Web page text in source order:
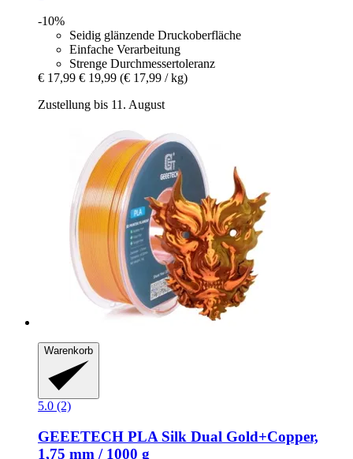
-10%
Seidig glänzende Druckoberfläche
Einfache Verarbeitung
Strenge Durchmessertoleranz
€ 17,99 € 19,99 (€ 17,99 / kg)
Zustellung bis 11. August
Warenkorb
5.0 (2)
GEEETECH PLA Silk Dual Gold+Copper,
1,75 mm / 1000 g